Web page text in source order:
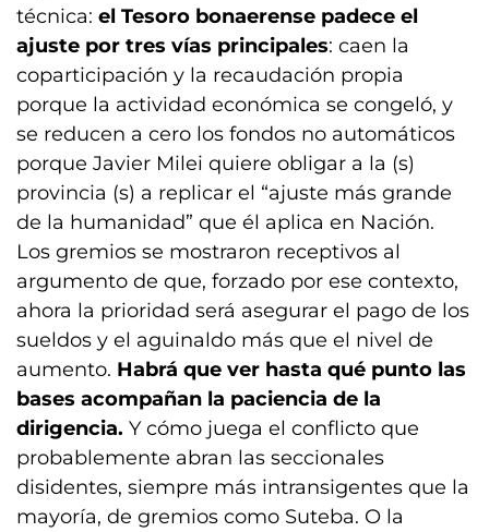
técnica: el Tesoro bonaerense padece el
ajuste por tres vías principales: caen la
coparticipación y la recaudación propia
porque la actividad económica se congeló, y
se reducen a cero los fondos no automáticos
porque Javier Milei quiere obligar a la (s)
provincia (s) a replicar el “ajuste más grande
de la humanidad” que él aplica en Nación.
Los gremios se mostraron receptivos al
argumento de que, forzado por ese contexto,
ahora la prioridad será asegurar el pago de los
sueldos y el aguinaldo más que el nivel de
aumento. Habrá que ver hasta qué punto las
bases acompañan la paciencia de la
dirigencia. Y cómo juega el conflicto que
probablemente abran las seccionales
disidentes, siempre más intransigentes que la
mayoría, de gremios como Suteba. O la